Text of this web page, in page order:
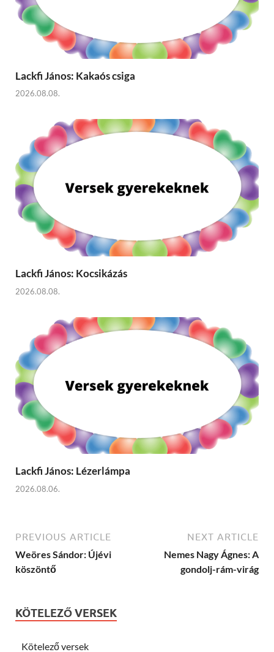
Lackfi János: Kakaós csiga
2026.08.08.
Lackfi János: Kocsikázás
2026.08.08.
Lackfi János: Lézerlámpa
2026.08.06.
PREVIOUS ARTICLE
Weöres Sándor: Újévi
köszöntő
NEXT ARTICLE
Nemes Nagy Ágnes: A
gondolj-rám-virág
KÖTELEZŐ VERSEK
Kötelező versek